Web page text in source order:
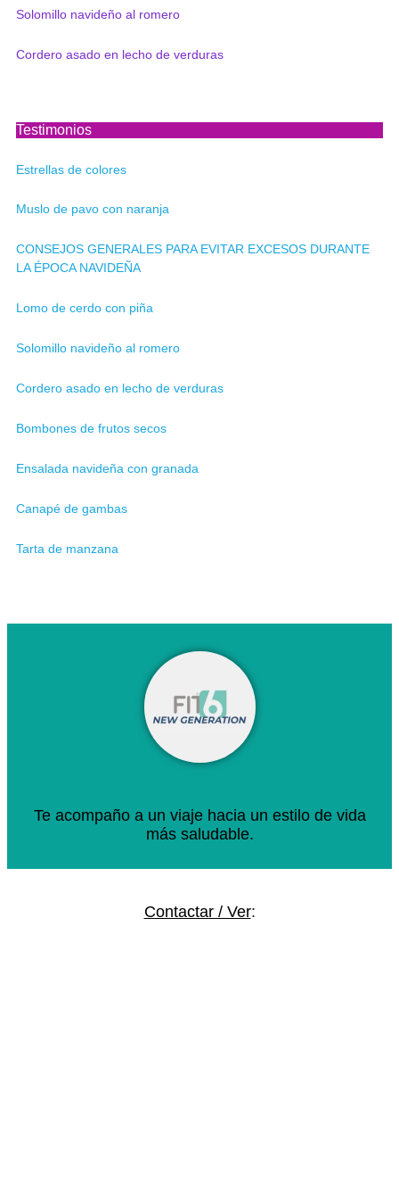
Solomillo navideño al romero
Cordero asado en lecho de verduras
Testimonios
Estrellas de colores
Muslo de pavo con naranja
CONSEJOS GENERALES PARA EVITAR EXCESOS DURANTE
LA ÉPOCA NAVIDEÑA
Lomo de cerdo con piña
Solomillo navideño al romero
Cordero asado en lecho de verduras
Bombones de frutos secos
Ensalada navideña con granada
Canapé de gambas
Tarta de manzana
Te acompaño a un viaje hacia un estilo de vida
más saludable.
Contactar / Ver: